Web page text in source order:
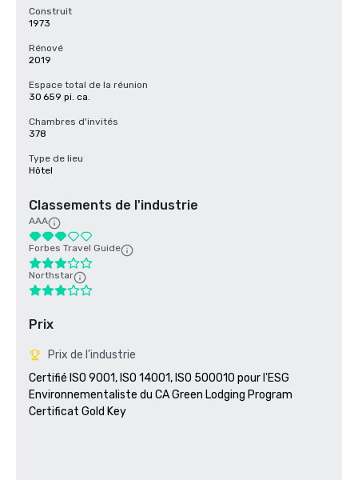
Construit
1973
Rénové
2019
Espace total de la réunion
30 659 pi. ca.
Chambres d'invités
378
Type de lieu
Hôtel
Classements de l'industrie
AAA
Forbes Travel Guide
Northstar
Prix
Prix de l'industrie
Certifié ISO 9001, ISO 14001, ISO 500010 pour l'ESG
Environnementaliste du CA Green Lodging Program
Certificat Gold Key